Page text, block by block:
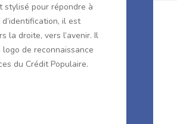
stylisé pour répondre à
il est
la droite, vers l’avenir. Il
de reconnaissance
du Crédit Populaire.